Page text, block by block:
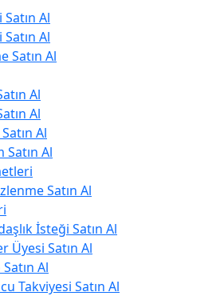
Al
Al
Satın Al
Al
Al
Al
Satın Al
Satın Al
İsteği Satın Al
Üyesi Satın Al
Al
Takviyesi Satın Al